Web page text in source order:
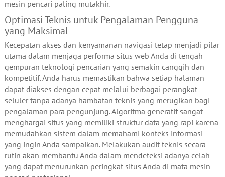
mesin pencari paling mutakhir.
Optimasi Teknis untuk Pengalaman Pengguna
yang Maksimal
Kecepatan akses dan kenyamanan navigasi tetap menjadi pilar
utama dalam menjaga performa situs web Anda di tengah
gempuran teknologi pencarian yang semakin canggih dan
kompetitif. Anda harus memastikan bahwa setiap halaman
dapat diakses dengan cepat melalui berbagai perangkat
seluler tanpa adanya hambatan teknis yang merugikan bagi
pengalaman para pengunjung. Algoritma generatif sangat
menghargai situs yang memiliki struktur data yang rapi karena
memudahkan sistem dalam memahami konteks informasi
yang ingin Anda sampaikan. Melakukan audit teknis secara
rutin akan membantu Anda dalam mendeteksi adanya celah
yang dapat menurunkan peringkat situs Anda di mata mesin